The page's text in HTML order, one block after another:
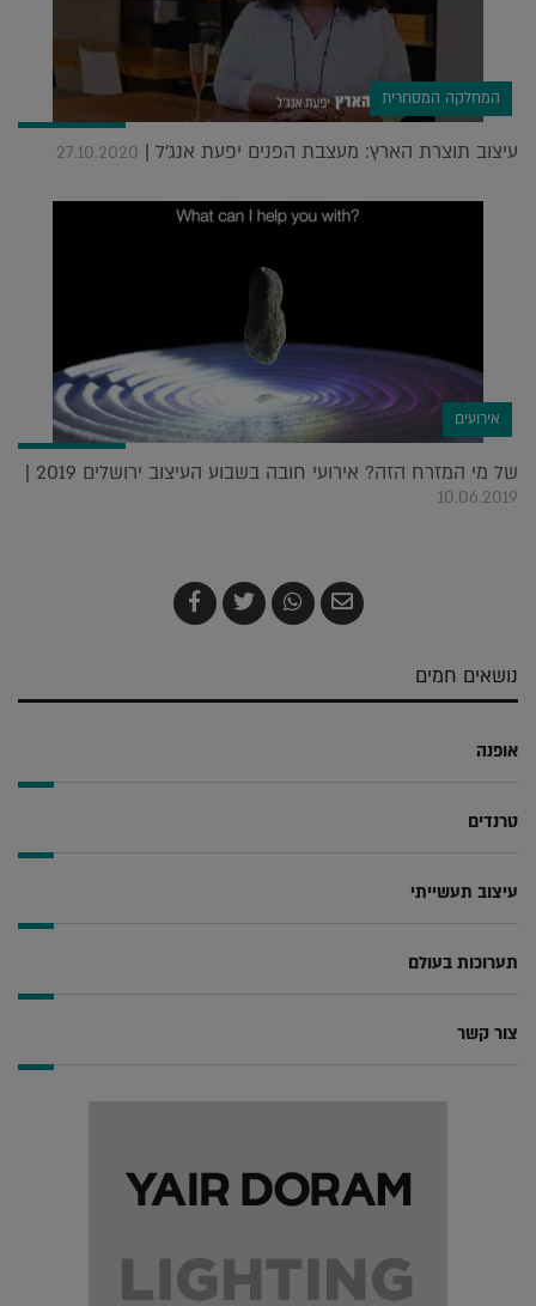
המחלקה המסחרית
עיצוב תוצרת הארץ: מעצבת הפנים יפעת אנג'ל | 27.10.2020
אירועים
של מי המזרח הזה? אירועי חובה בשבוע העיצוב ירושלים 2019 |
10.06.2019
שלח
בדואר
שתף
ב-
צייץ
ב-
שתף
ב-
נושאים חמים
אופנה
טרנדים
עיצוב תעשייתי
תערוכות בעולם
צור קשר